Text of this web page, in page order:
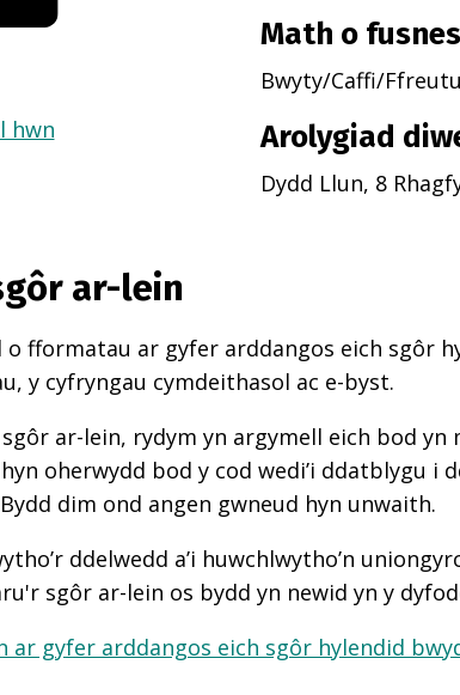
hwn
Math o fusnes
Bwyty/Caffi/
Arolygiad
Dydd Llun, 8
ar-lein
fformatau ar gyfer arddangos eich sgôr
y cyfryngau cymdeithasol ac e-byst.
ar-lein, rydym yn argymell eich bod yn
oherwydd bod y cod wedi’i ddatblygu i
dim ond angen gwneud hyn unwaith.
ddelwedd a’i huwchlwytho’n
sgôr ar-lein os bydd yn newid yn y
ar gyfer arddangos eich sgôr hylendid